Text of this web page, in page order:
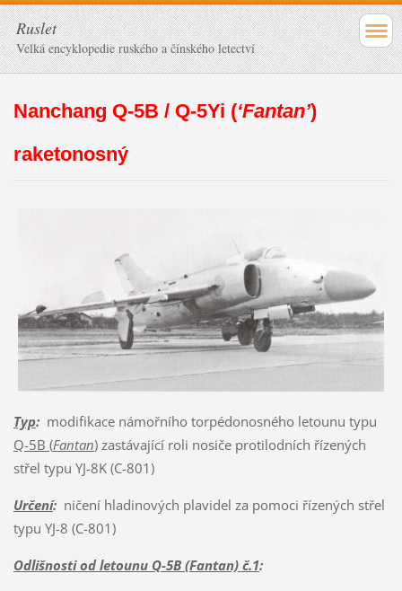
Ruslet
Velká encyklopedie ruského a čínského letectví
Nanchang Q-5B / Q-5Yi (‘Fantan’)
raketonosný
Typ:modifikace námořního torpédonosného letounu typu
Q-5B (Fantan)zastávající roli nosiče protilodních řízených
střel typu YJ-8K (C-801)
Určení:ničení hladinových plavidel za pomoci řízených střel
typu YJ-8 (C-801)
Odlišnosti od letounu Q-5B (Fantan) č.1: